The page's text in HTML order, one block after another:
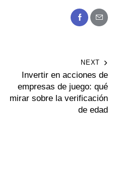
NEXT
Invertir en acciones de
empresas de juego: qué
mirar sobre la verificación
de edad